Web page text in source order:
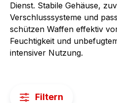
Dienst. Stabile Gehäuse,
Verschlusssysteme und
schützen Waffen effektiv
Feuchtigkeit und
intensiver Nutzung.
Filtern